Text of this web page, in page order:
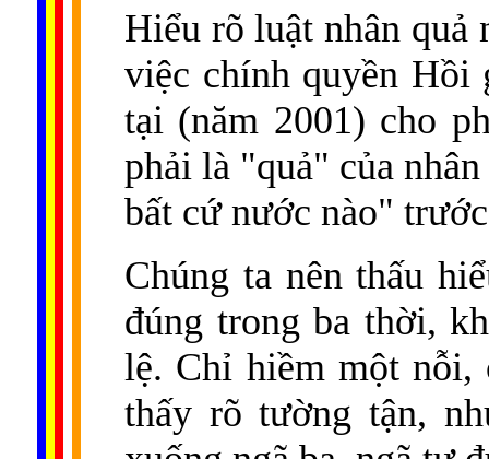
Hiểu rõ luật nhân quả
việc chính quyền Hồi
tại (năm 2001) cho
phải là "quả" của
bất cứ nước nào"
Chúng ta nên thấu
đúng trong ba thời,
lệ. Chỉ hiềm một nỗi,
thấy rõ tường tận,